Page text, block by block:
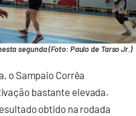
segunda (Foto: Paulo de Tarso Jr.)
o Sampaio Corrêa
bastante elevada.
obtido na rodada